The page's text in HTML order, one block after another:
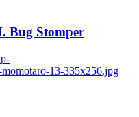
Bug Stomper
13-335x256.jpg